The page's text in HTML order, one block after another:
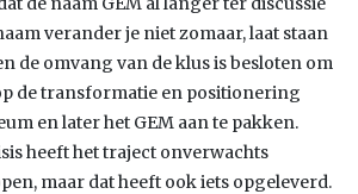
verander je niet zomaar, laat staan
de omvang van de klus is besloten om
de transformatie en positionering
en later het GEM aan te pakken.
heeft het traject onverwachts
maar dat heeft ook iets opgeleverd.